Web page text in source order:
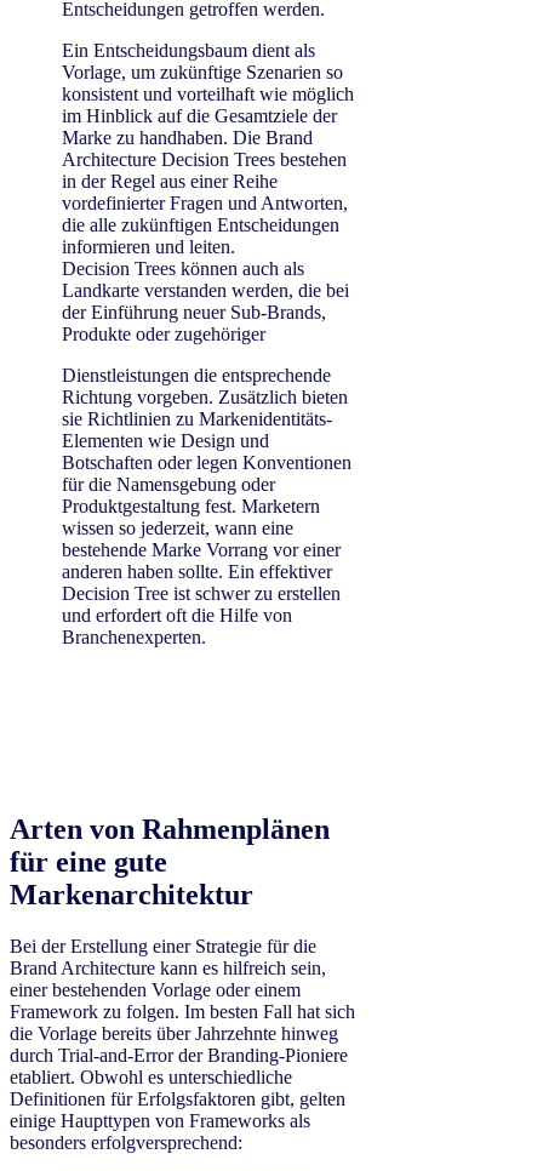
Entscheidungen getroffen werden.
Ein Entscheidungsbaum dient als
Vorlage, um zukünftige Szenarien so
konsistent und vorteilhaft wie möglich
im Hinblick auf die Gesamtziele der
Marke zu handhaben. Die Brand
Architecture Decision Trees bestehen
in der Regel aus einer Reihe
vordefinierter Fragen und Antworten,
die alle zukünftigen Entscheidungen
informieren und leiten.
Decision Trees können auch als
Landkarte verstanden werden, die bei
der Einführung neuer Sub-Brands,
Produkte oder zugehöriger
Dienstleistungen die entsprechende
Richtung vorgeben. Zusätzlich bieten
sie Richtlinien zu Markenidentitäts-
Elementen wie Design und
Botschaften oder legen Konventionen
für die Namensgebung oder
Produktgestaltung fest. Marketern
wissen so jederzeit, wann eine
bestehende Marke Vorrang vor einer
anderen haben sollte. Ein effektiver
Decision Tree ist schwer zu erstellen
und erfordert oft die Hilfe von
Branchenexperten.
Arten von Rahmenplänen
für eine gute
Markenarchitektur
Bei der Erstellung einer Strategie für die
Brand Architecture kann es hilfreich sein,
einer bestehenden Vorlage oder einem
Framework zu folgen. Im besten Fall hat sich
die Vorlage bereits über Jahrzehnte hinweg
durch Trial-and-Error der Branding-Pioniere
etabliert. Obwohl es unterschiedliche
Definitionen für Erfolgsfaktoren gibt, gelten
einige Haupttypen von Frameworks als
besonders erfolgversprechend: